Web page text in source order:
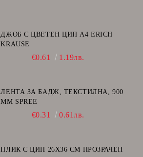
ДЖОБ С ЦВЕТЕН ЦИП А4 ERICH
KRAUSE
€0.61 1.19лв.
ЛЕНТА ЗА БАДЖ, ТЕКСТИЛНА, 900
ММ SPREE
€0.31 0.61лв.
ПЛИК С ЦИП 26X36 CM ПРОЗРАЧЕН